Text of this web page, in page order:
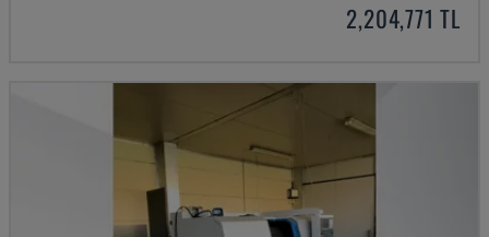
2,204,771 TL